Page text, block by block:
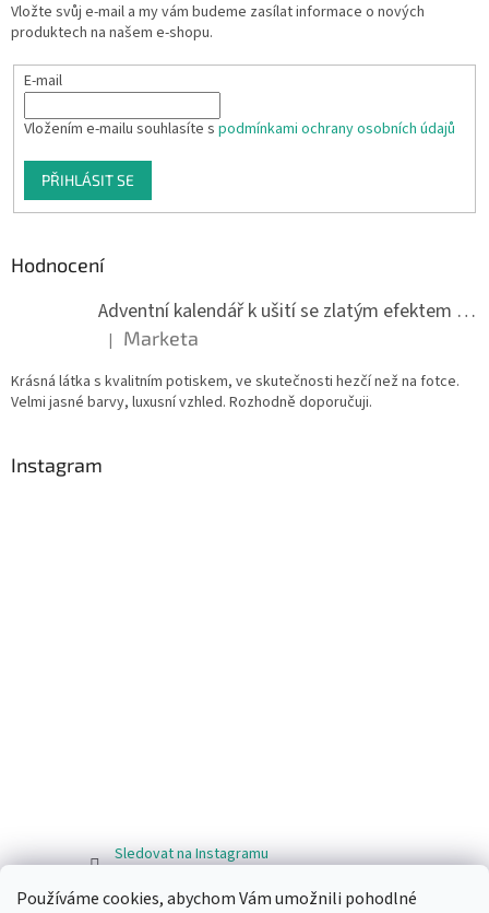
Používáme cookies, abychom Vám umožnili pohodlné
Vložte svůj e-mail a my vám budeme zasílat informace o nových
produktech na našem e-shopu.
E-mail
Vložením e-mailu souhlasíte s podmínkami ochrany osobních údajů
PŘIHLÁSIT SE
Hodnocení
Adventní kalendář k ušití se zlatým efektem 042Q
Hodnocení produktu je 5 z 5 hvězdiček.
| Marketa
Krásná látka s kvalitním potiskem, ve skutečnosti hezčí než na fotce.
Velmi jasné barvy, luxusní vzhled. Rozhodně doporučuji.
Instagram
Sledovat na Instagramu